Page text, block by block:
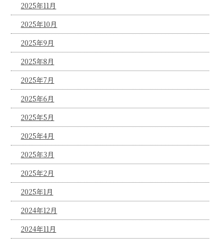
2025年11月
2025年10月
2025年9月
2025年8月
2025年7月
2025年6月
2025年5月
2025年4月
2025年3月
2025年2月
2025年1月
2024年12月
2024年11月